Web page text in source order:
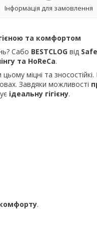
Інформація для замовлення
та комфортом
Сабо BESTCLOG від
та HoReCa.
міцні та
Завдяки можливості
ідеальну гігієну.
.